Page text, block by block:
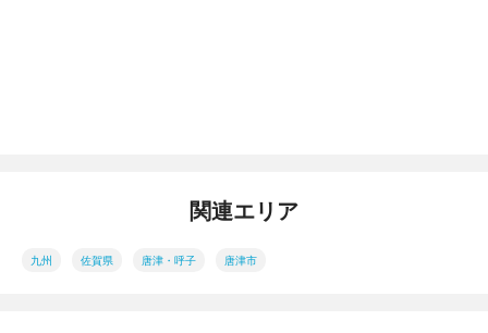
関連エリア
九州 佐賀県 唐津・呼子 唐津市